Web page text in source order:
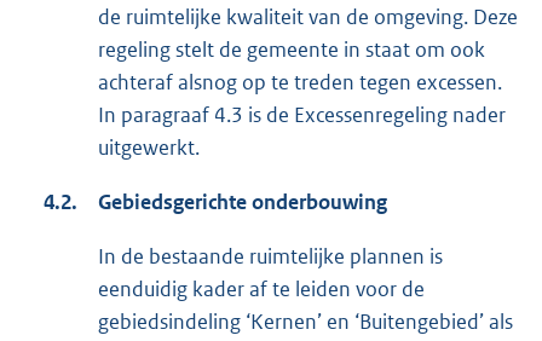
de ruimtelijke kwaliteit van de omgeving. Deze
regeling stelt de gemeente in staat om ook
achteraf alsnog op te treden tegen excessen.
In paragraaf 4.3 is de Excessenregeling nader
uitgewerkt.
4.2. Gebiedsgerichte onderbouwing
In de bestaande ruimtelijke plannen is
eenduidig kader af te leiden voor de
gebiedsindeling ‘Kernen’ en ‘Buitengebied’ als